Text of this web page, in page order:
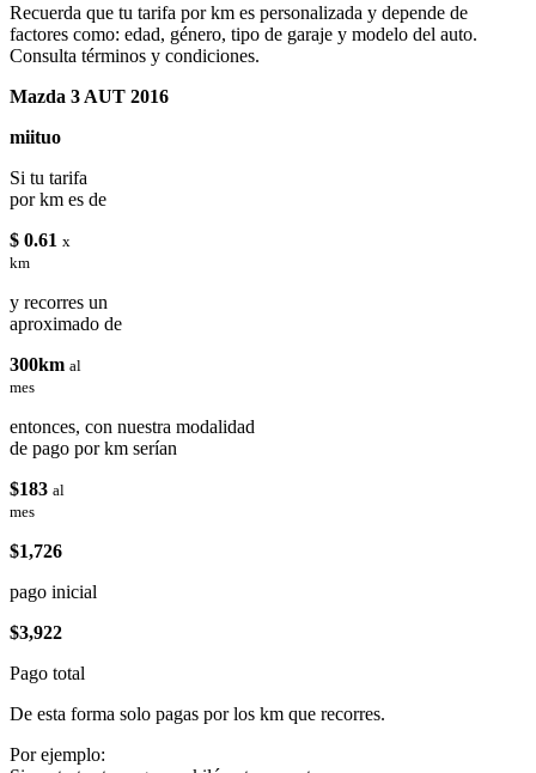
Recuerda que tu tarifa por km es personalizada y depende de
factores como: edad, género, tipo de garaje y modelo del auto.
Consulta términos y condiciones.
Mazda 3 AUT 2016
miituo
Si tu tarifa
por km es de
$ 0.61 x
km
y recorres un
aproximado de
300km al
mes
entonces, con nuestra modalidad
de pago por km serían
$183 al
mes
$1,726
pago inicial
$3,922
Pago total
De esta forma solo pagas por los km que recorres.
Por ejemplo: